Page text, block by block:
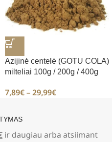
Azijinė centelė (GOTU COLA)
milteliai 100g / 200g / 400g
7,89€–29,99€
ir daugiau arba atsiimant